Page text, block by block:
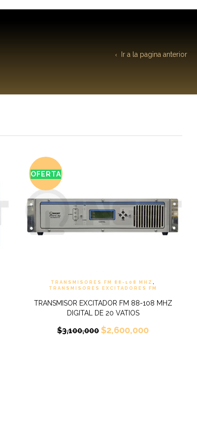
Ir a la pagina anterior
OFERTA
TRANSMISORES FM 88-108 MHZ,
TRANSMISORES EXCITADORES FM
TRANSMISOR EXCITADOR FM 88-108 MHZ
DIGITAL DE 20 VATIOS
$3,100,000 $2,600,000